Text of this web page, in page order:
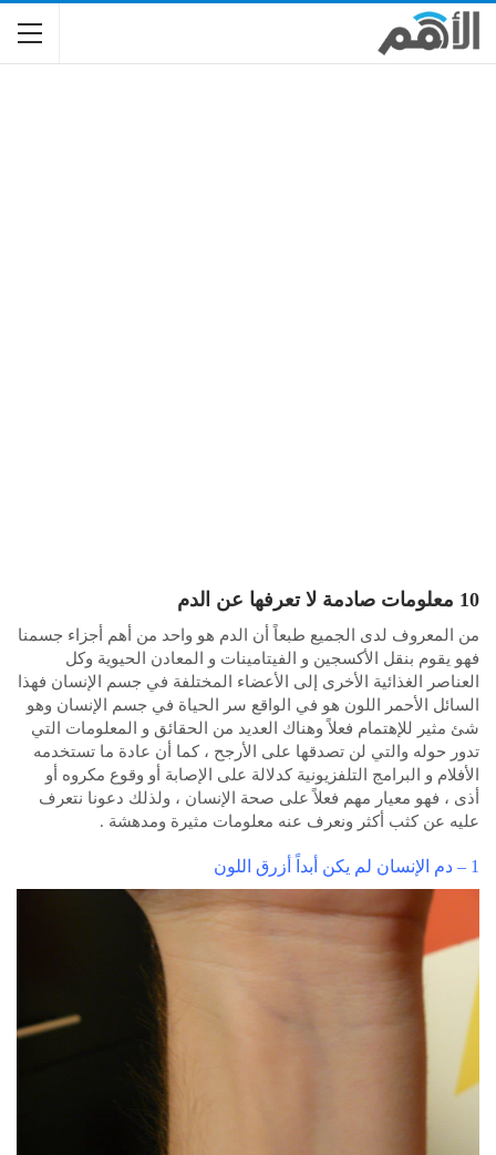
10 معلومات صادمة لا تعرفها عن الدم
من المعروف لدى الجميع طبعاً أن الدم هو واحد من أهم أجزاء جسمنا
فهو يقوم بنقل الأكسجين و الفيتامينات و المعادن الحيوية وكل
العناصر الغذائية الأخرى إلى الأعضاء المختلفة في جسم الإنسان فهذا
السائل الأحمر اللون هو في الواقع سر الحياة في جسم الإنسان وهو
شئ مثير للإهتمام فعلاً وهناك العديد من الحقائق و المعلومات التي
تدور حوله والتي لن تصدقها على الأرجح ، كما أن عادة ما تستخدمه
الأفلام و البرامج التلفزيونية كدلالة على الإصابة أو وقوع مكروه أو
أذى ، فهو معيار مهم فعلاً على صحة الإنسان ، ولذلك دعونا نتعرف
عليه عن كثب أكثر ونعرف عنه معلومات مثيرة ومدهشة .
1 – دم الإنسان لم يكن أبداً أزرق اللون